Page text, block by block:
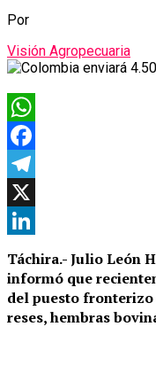
Por
Visión Agropecuaria
WhatsApp
Facebook
Telegram
X
Táchira.- Julio León
informó que
del puesto fronterizo
reses, hembras